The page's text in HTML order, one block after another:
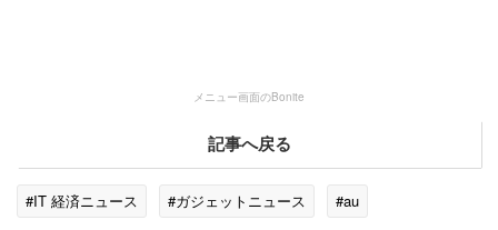
メニュー画面のBonite
記事へ戻る
#IT 経済ニュース #ガジェットニュース #au